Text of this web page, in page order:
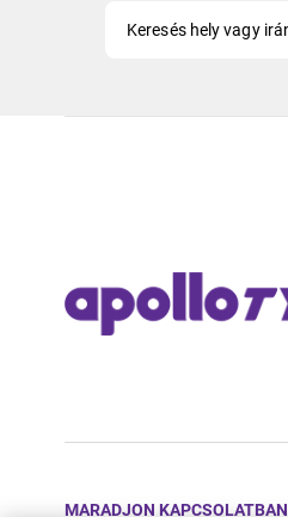
MARADJON KAPCSOLATBAN